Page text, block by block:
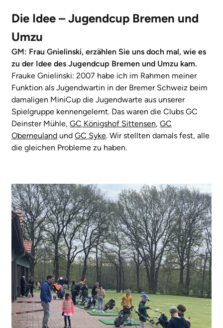
Die Idee – Jugendcup Bremen und
Umzu
GM: Frau Gnielinski, erzählen Sie uns doch mal, wie es
zu der Idee des Jugendcup Bremen und Umzu kam.
Frauke Gnielinski: 2007 habe ich im Rahmen meiner
Funktion als Jugendwartin in der Bremer Schweiz beim
damaligen MiniCup die Jugendwarte aus unserer
Spielgruppe kennengelernt. Das waren die Clubs GC
Deinster Mühle, GC Königshof Sittensen, GC
Oberneuland und GC Syke. Wir stellten damals fest, alle
die gleichen Probleme zu haben.